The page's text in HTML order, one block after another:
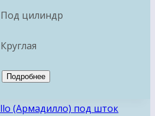
Под цилиндр
Круглая
Подробнее